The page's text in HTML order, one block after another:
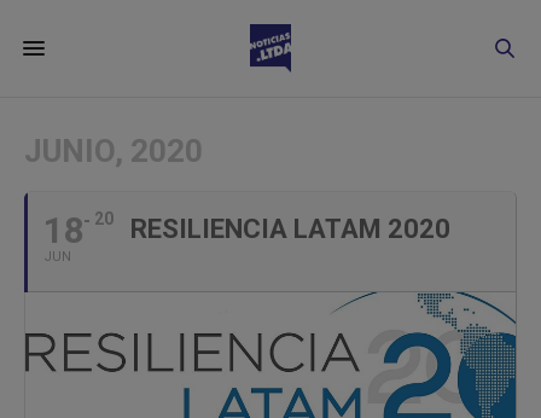
JUNIO, 2020
18
JUN
20 RESILIENCIA LATAM 2020